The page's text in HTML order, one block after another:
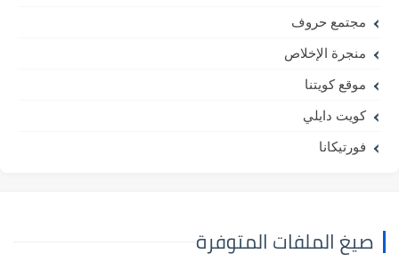
مجتمع حروف
منجرة الإخلاص
موقع كويتنا
كويت دايلي
فورتيكانا
صيغ الملفات المتوفرة